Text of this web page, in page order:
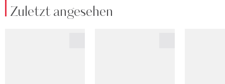
Zuletzt angesehen